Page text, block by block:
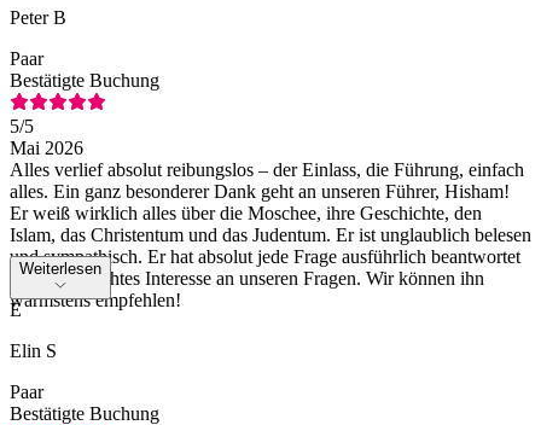
Peter B
Paar
Bestätigte Buchung
5/5
Mai 2026
Alles verlief absolut reibungslos – der Einlass, die Führung, einfach
alles. Ein ganz besonderer Dank geht an unseren Führer, Hisham!
Er weiß wirklich alles über die Moschee, ihre Geschichte, den
Islam, das Christentum und das Judentum. Er ist unglaublich belesen
und sympathisch. Er hat absolut jede Frage ausführlich beantwortet
und zeigte echtes Interesse an unseren Fragen. Wir können ihn
wärmstens empfehlen!
Weiterlesen
E
Elin S
Paar
Bestätigte Buchung